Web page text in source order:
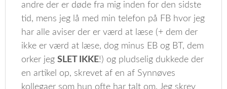
andre der er døde fra mig inden for den sidste
tid, mens jeg lå med min telefon på FB hvor jeg
har alle aviser der er værd at læse (+ dem der
ikke er værd at læse, dog minus EB og BT, dem
orker jegSLET IKKE!) og pludselig dukkede der
en artikel op, skrevet af en af Synnøves